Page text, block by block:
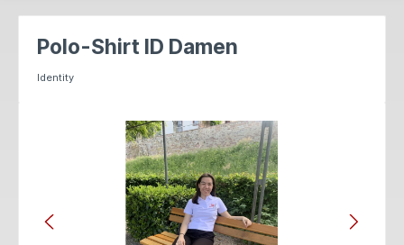
Polo-Shirt ID Damen
Identity
Bildergalerie überspringen